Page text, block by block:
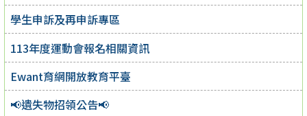
學生申訴及再申訴專區
113年度運動會報名相關資訊
Ewant育網開放教育平臺
📢遺失物招領公告📢